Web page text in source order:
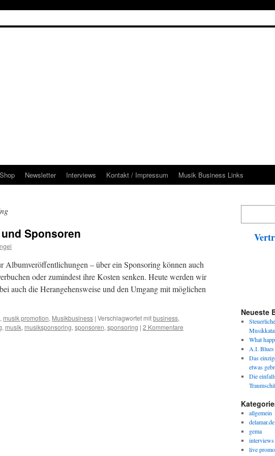
Shop Newsletter Interviews Kontakt / Impressum Musik Business Links
Sponsoren
Albumveröffentlichungen – über ein Sponsoring können auch
oder zumindest ihre Kosten senken. Heute werden wir
auch die Herangehensweise und den Umgang mit möglichen
, musik promotion, Musikbusiness | Verschlagwortet mitbusiness,
, musik, musiksponsoring, sponsoren, sponsoring | 2 Kommentare
Neueste
What
A.I. Blues
Das
etwas
Die
allgemein
delamar.de
gema
interviews
live